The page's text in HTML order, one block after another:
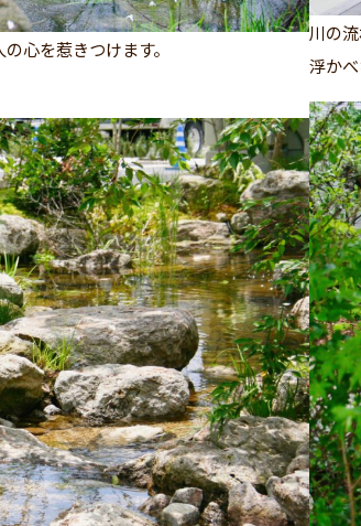
心を惹きつけます。
川の
浮か